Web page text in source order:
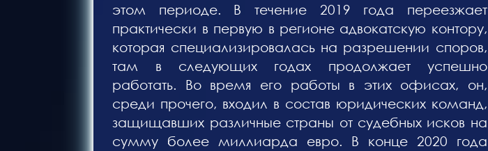
этом периоде. В течение 2019 года переезжает
практически в первую в регионе адвокатскую контору,
которая специализировалась на разрешении споров,
там в следующих годах продолжает успешно
работать. Во время его работы в этих офисах, он,
среди прочего, входил в состав юридических команд,
защищавших различные страны от судебных исков на
сумму более миллиарда евро. В конце 2020 года